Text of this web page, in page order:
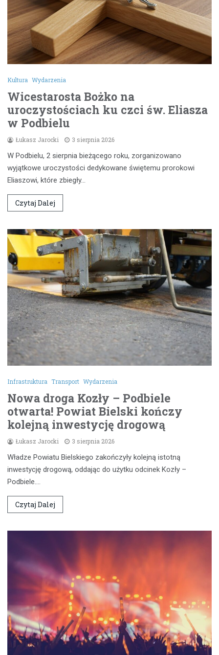
Kultura Wydarzenia
Wicestarosta Bożko na
uroczystościach ku czci św. Eliasza
w Podbielu
Łukasz Jarocki 3 sierpnia 2026
W Podbielu, 2 sierpnia bieżącego roku, zorganizowano
wyjątkowe uroczystości dedykowane świętemu prorokowi
Eliaszowi, które zbiegły…
Czytaj Dalej
Infrastruktura Transport Wydarzenia
Nowa droga Kozły – Podbiele
otwarta! Powiat Bielski kończy
kolejną inwestycję drogową
Łukasz Jarocki 3 sierpnia 2026
Władze Powiatu Bielskiego zakończyły kolejną istotną
inwestycję drogową, oddając do użytku odcinek Kozły –
Podbiele.…
Czytaj Dalej